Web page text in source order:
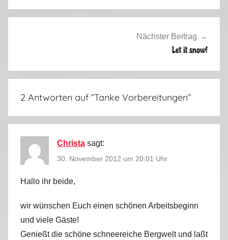
r
2
0
2
0
3
Nächster Beitrag
Let it snow!
2 Antworten auf “Tanke Vorbereitungen”
Christa sagt:
30. November 2012 um 20:01 Uhr
Hallo ihr beide,
wir wünschen Euch einen schönen Arbeitsbeginn
und viele Gäste!
Genießt die schöne schneereiche Bergwelt und laßt